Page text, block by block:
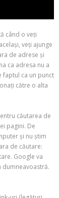
când o veți
veți ajunge
de adrese și
ca adresa nu a
faptul ca un punct
către o alta
căutarea de
pagini. De
și nu știm
de căutare:
Google va
dumneavoastră.